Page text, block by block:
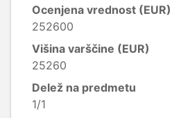
Ocenjena vrednost (EUR)
252600
Višina varščine (EUR)
25260
Delež na predmetu
1/1